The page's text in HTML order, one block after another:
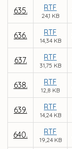
635. RTF
24,1 KB
636. RTF
14,34 KB
637. RTF
31,75 KB
638. RTF
12,8 KB
639. RTF
14,24 KB
640. RTF
19,24 KB